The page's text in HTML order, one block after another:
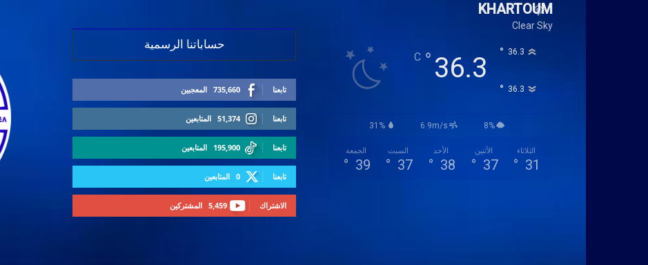
حساباتنا الرسمية
735,660 المعجبين تابعنا
51,374 المتابعين تابعنا
195,900 المتابعين تابعنا
0 المتابعين تابعنا
5,459 المشتركين الاشتراك
KHARTOUM
Clear Sky
36.3
°
C 36.3
°
36.3
°
31% 6.9m/s 8%
الجمعة
39
°
السبت
37
°
الأحد
38
°
الأثنين
37
°
الثلاثاء
31
°